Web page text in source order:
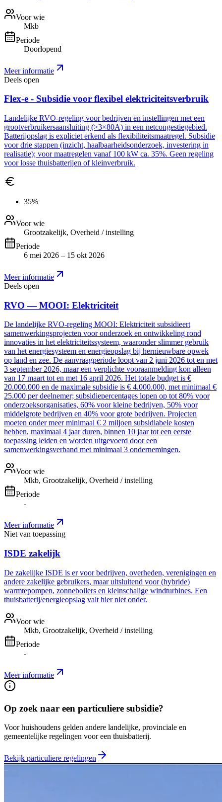
Voor wie
Mkb
Periode
Doorlopend
Meer informatie
Deels open
Flex-e - Subsidie voor flexibel elektriciteitsverbruik
Landelijke RVO-regeling voor bedrijven en instellingen met een
grootverbruikersaansluiting (>3×80A) in een netcongestiegebied.
Batterijopslag is expliciet erkend als flexibiliteitsmaatregel. Subsidie
voor drie stappen (inzicht, haalbaarheidsonderzoek, investering in
realisatie); voor maatregelen vanaf 100 kW ca. 35%. Geen regeling
voor losse thuisbatterijen of kleinverbruik.
35%
Voor wie
Grootzakelijk, Overheid / instelling
Periode
6 mei 2026 – 15 okt 2026
Meer informatie
Deels open
RVO — MOOI: Elektriciteit
De landelijke RVO-regeling MOOI: Elektriciteit subsidieert
samenwerkingsprojecten voor onderzoek en ontwikkeling rond
innovaties in het elektriciteitssysteem, waaronder slimmer gebruik
van het energiesysteem en energieopslag bij hernieuwbare opwek
op land en zee. De aanvraagperiode loopt van 2 juni 2026 tot en met
3 september 2026, maar een verplichte vooraanmelding kon alleen
van 17 maart tot en met 16 april 2026. Het totale budget is €
20.000.000 en de maximale subsidie is € 4.000.000, met minimaal €
25.000 per deelnemer; subsidiepercentages lopen op tot 80% voor
onderzoeksorganisaties, 60% voor kleine bedrijven, 50% voor
middelgrote bedrijven en 40% voor grote bedrijven. Projecten
moeten onder meer minimaal € 2 miljoen subsidiabele kosten
hebben, maximaal 4 jaar duren, binnen 10 jaar tot een eerste
toepassing leiden en worden uitgevoerd door een
samenwerkingsverband met minimaal 3 ondernemingen.
Voor wie
Mkb, Grootzakelijk, Overheid / instelling
Periode
-
Meer informatie
Niet van toepassing
ISDE zakelijk
De zakelijke ISDE is er voor bedrijven, overheden, verenigingen en
andere zakelijke gebruikers, maar uitsluitend voor (hybride)
warmtepompen, zonneboilers en kleinschalige windturbines. Een
thuisbatterij/energieopslag valt hier niet onder.
Voor wie
Mkb, Grootzakelijk, Overheid / instelling
Periode
-
Meer informatie
Op zoek naar een particuliere subsidie?
Voor huishoudens gelden andere landelijke, provinciale en
gemeentelijke regelingen voor een thuisbatterij.
Bekijk particuliere regelingen